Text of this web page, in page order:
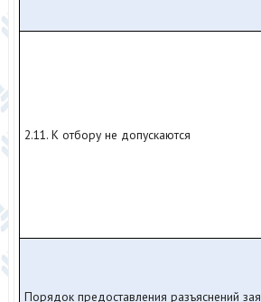
2.11. К отбору не допускаются
Порядок предоставления разъяснений